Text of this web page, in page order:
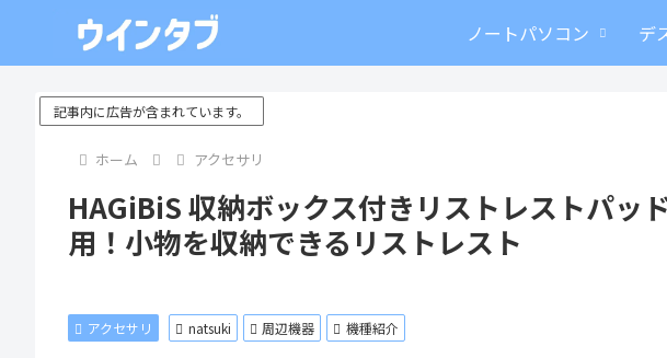
ノートパソコン デ
記事内に広告が含まれています。
ホーム アクセサリ
HAGiBiS 収納ボックス付きリストレストパッ
用！小物を収納できるリストレスト
アクセサリ natsuki 周辺機器 機種紹介